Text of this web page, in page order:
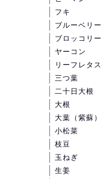
フキ
ブルーベリー
ブロッコリー
ヤーコン
リーフレタス
三つ葉
二十日大根
大根
大葉（紫蘇）
小松菜
枝豆
玉ねぎ
生姜